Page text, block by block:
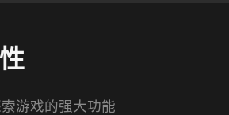
游戏的强大功能